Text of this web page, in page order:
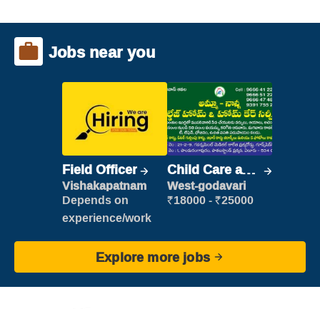
Jobs near you
Field Officer
Vishakapatnam
Depends on
experience/work
Child Care and
Patient care
West-godavari
₹18000 - ₹25000
Explore more jobs